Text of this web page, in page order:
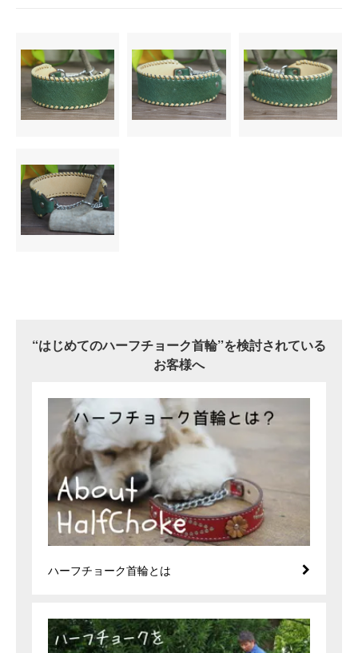
“はじめてのハーフチョーク首輪”を検討されている
お客様へ
ハーフチョーク首輪とは